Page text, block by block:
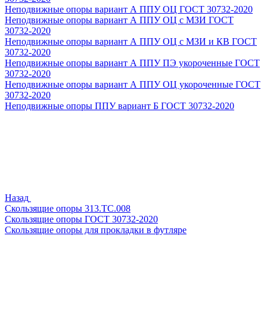
Неподвижные опоры вариант А ППУ ОЦ ГОСТ 30732-2020
Неподвижные опоры вариант А ППУ ОЦ с МЗИ ГОСТ
30732-2020
Неподвижные опоры вариант А ППУ ОЦ с МЗИ и КВ ГОСТ
30732-2020
Неподвижные опоры вариант А ППУ ПЭ укороченные ГОСТ
30732-2020
Неподвижные опоры вариант А ППУ ОЦ укороченные ГОСТ
30732-2020
Неподвижные опоры ППУ вариант Б ГОСТ 30732-2020
Назад
Скользящие опоры 313.ТС.008
Скользящие опоры ГОСТ 30732-2020
Скользящие опоры для прокладки в футляре